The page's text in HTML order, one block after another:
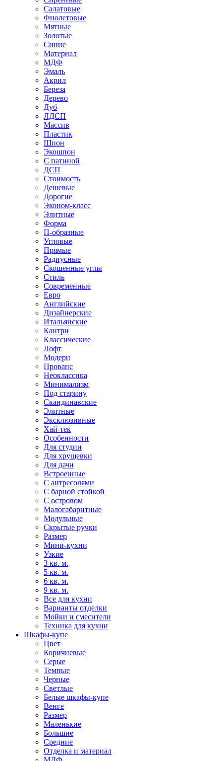
Салатовые
Фиолетовые
Мятные
Золотые
Синие
Материал
МДФ
Эмаль
Акрил
Береза
Дерево
Дуб
ЛДСП
Массив
Пластик
Шпон
Экошпон
С патиной
ДСП
Стоимость
Дешевые
Дорогие
Эконом-класс
Элитные
Форма
П-образные
Угловые
Прямые
Радиусные
Скошенные углы
Стиль
Современные
Евро
Английские
Дизайнерские
Итальянские
Кантри
Классические
Лофт
Модерн
Прованс
Неоклассика
Минимализм
Под старину
Скандинавские
Элитные
Эксклюзивные
Хай-тек
Особенности
Для студии
Для хрущевки
Для дачи
Встроенные
С антресолями
С барной стойкой
С островом
Малогабаритные
Модульные
Скрытые ручки
Размер
Мини-кухни
Узкие
3 кв. м.
5 кв. м.
6 кв. м.
9 кв. м.
Все для кухни
Варианты отделки
Мойки и смесители
Техника для кухни
Шкафы-купе
Цвет
Коричневые
Серые
Темные
Черные
Светлые
Белые шкафы-купе
Венге
Размер
Маленькие
Большие
Средние
Отделка и материал